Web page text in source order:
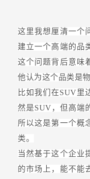
这里我想厘清一个
建立一个高端的品
这个问题背后意味
他认为这个品类是
比如我们在SUV里
然是SUV，但高端
所以这是第一个概
类。
当然基于这个企业
的市场上，能不能